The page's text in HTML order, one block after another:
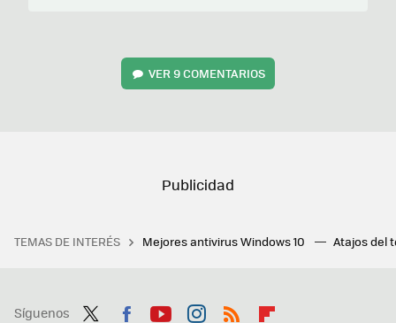
VER 9 COMENTARIOS
TEMAS DE INTERÉS Mejores antivirus Windows 10 Atajos del
Síguenos